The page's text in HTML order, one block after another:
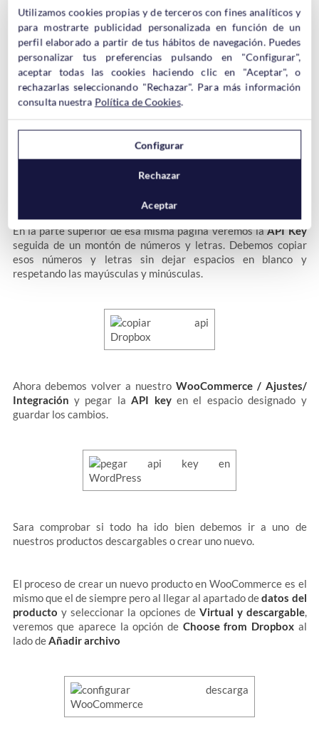
En la siguiente pantalla debemos buscar la opción
Chooser/Saver domains, que está sobre la mitad de las
En la parte superior de esa misma página veremos laAPI Key
seguida de un montón de números y letras. Debemos copiar
esos números y letras sin dejar espacios en blanco y
respetando las mayúsculas y minúsculas.
Ahora debemos volver a nuestro WooCommerce / Ajustes/
Integración y pegar la API keyen el espacio designado y
guardar los cambios.
Sara comprobar si todo ha ido bien debemos ir a uno de
nuestros productos descargables o crear uno nuevo.
El proceso de crear un nuevo producto en WooCommerce es el
mismo que el de siempre pero al llegar al apartado dedatos del
producto y seleccionar la opciones de Virtual y descargable,
veremos que aparece la opción de Choose from Dropboxal
lado de Añadir archivo
Utilizamos cookies propias y de terceros con fines analíticos y
para mostrarte publicidad personalizada en función de un
perfil elaborado a partir de tus hábitos de navegación. Puedes
personalizar tus preferencias pulsando en "Configurar",
aceptar todas las cookies haciendo clic en "Aceptar", o
rechazarlas seleccionando "Rechazar". Para más información
consulta nuestra Política de Cookies.
Configurar
Rechazar
Aceptar